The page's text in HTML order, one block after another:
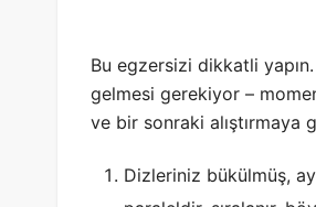
Bu egzersizi dikkatli
gelmesi gerekiyor –
ve bir sonraki alıştırmaya
Dizleriniz bükülmüş,